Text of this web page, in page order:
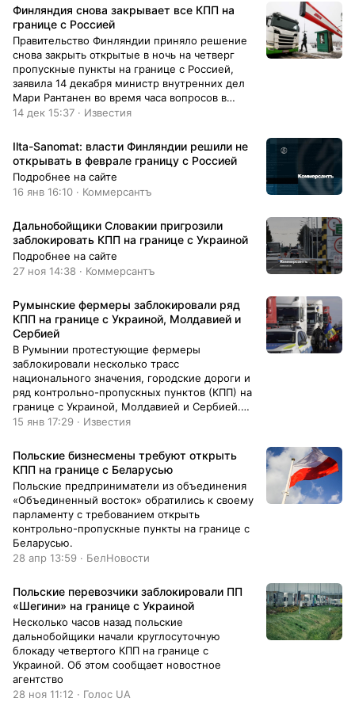
Финляндия снова закрывает все КПП на
границе с Россией
Правительство Финляндии приняло решение
снова закрыть открытые в ночь на четверг
пропускные пункты на границе с Россией,
заявила 14 декабря министр внутренних дел
Мари Рантанен во время часа вопросов в
парламенте Суоми, сообщает YIe.Когда
уточняется.
14 дек 15:37 · Известия
Ilta-Sanomat: власти Финляндии решили не
открывать в феврале границу с Россией
Подробнее на сайте
16 янв 16:10 · Коммерсантъ
Дальнобойщики Словакии пригрозили
заблокировать КПП на границе с Украиной
Подробнее на сайте
27 ноя 14:38 · Коммерсантъ
Румынские фермеры заблокировали ряд
КПП на границе с Украиной, Молдавией и
Сербией
В Румынии протестующие фермеры
заблокировали несколько трасс
национального значения, городские дороги и
ряд контрольно-пропускных пунктов (КПП) на
границе с Украиной, Молдавией и Сербией.
Об этом в понедельник, 15 января, сообщил
15 янв 17:29 · Известия
Польские бизнесмены требуют открыть
КПП на границе с Беларусью
Польские предприниматели из объединения
«Объединенный восток» обратились к своему
парламенту с требованием открыть
контрольно-пропускные пункты на границе с
Беларусью.
28 апр 13:59 · БелНовости
Польские перевозчики заблокировали ПП
«Шегини» на границе с Украиной
Несколько часов назад польские
дальнобойщики начали круглосуточную
блокаду четвертого КПП на границе с
Украиной. Об этом сообщает новостное
агентство
28 ноя 11:12 · Голос UA